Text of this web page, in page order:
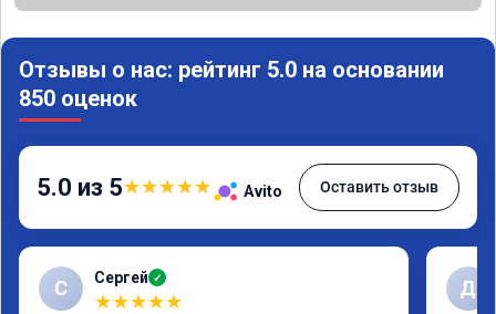
Отзывы о нас: рейтинг 5.0 на основании
850 оценок
5.0 из 5★★★★★ Avito Оставить отзыв
С Сергей ✓
★★★★★
Д